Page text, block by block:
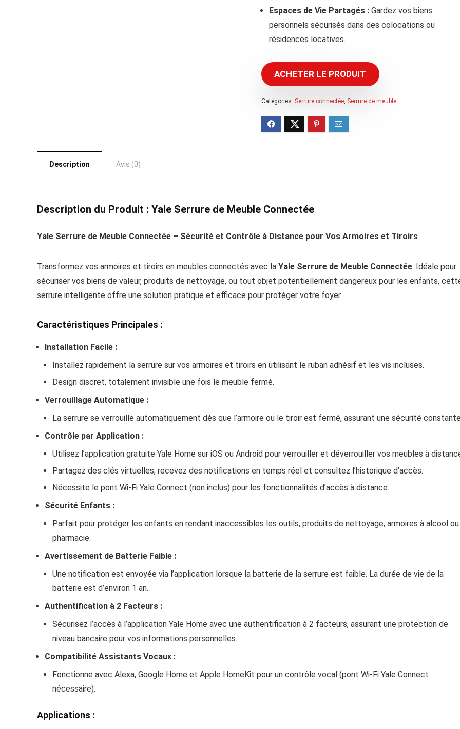
Espaces de Vie Partagés :Gardez vos biens
personnels sécurisés dans des colocations ou
résidences locatives.
ACHETER LE PRODUIT
Catégories: Serrure connectée, Serrure de meuble
Description Avis (0)
Description du Produit : Yale Serrure de Meuble Connectée
Yale Serrure de Meuble Connectée – Sécurité et Contrôle à Distance pour Vos Armoires et Tiroirs
Transformez vos armoires et tiroirs en meubles connectés avec la Yale Serrure de Meuble Connectée. Idéale pour
sécuriser vos biens de valeur, produits de nettoyage, ou tout objet potentiellement dangereux pour les enfants,
serrure intelligente offre une solution pratique et efficace pour protéger votre foyer.
Caractéristiques Principales :
Installation Facile :
Installez rapidement la serrure sur vos armoires et tiroirs en utilisant le ruban adhésif et les vis incluses.
Design discret, totalement invisible une fois le meuble fermé.
Verrouillage Automatique :
La serrure se verrouille automatiquement dès que l’armoire ou le tiroir est fermé, assurant une sécurité
Contrôle par Application :
Utilisez l’application gratuite Yale Home sur iOS ou Android pour verrouiller et déverrouiller vos meubles à
Partagez des clés virtuelles, recevez des notifications en temps réel et consultez l’historique d’accès.
Nécessite le pont Wi-Fi Yale Connect (non inclus) pour les fonctionnalités d’accès à distance.
Sécurité Enfants :
Parfait pour protéger les enfants en rendant inaccessibles les outils, produits de nettoyage, armoires à alcool ou
pharmacie.
Avertissement de Batterie Faible :
Une notification est envoyée via l’application lorsque la batterie de la serrure est faible. La durée de vie de la
batterie est d’environ 1 an.
Authentification à 2 Facteurs :
Sécurisez l’accès à l’application Yale Home avec une authentification à 2 facteurs, assurant une protection de
niveau bancaire pour vos informations personnelles.
Compatibilité Assistants Vocaux :
Fonctionne avec Alexa, Google Home et Apple HomeKit pour un contrôle vocal (pont Wi-Fi Yale Connect
nécessaire).
Applications :